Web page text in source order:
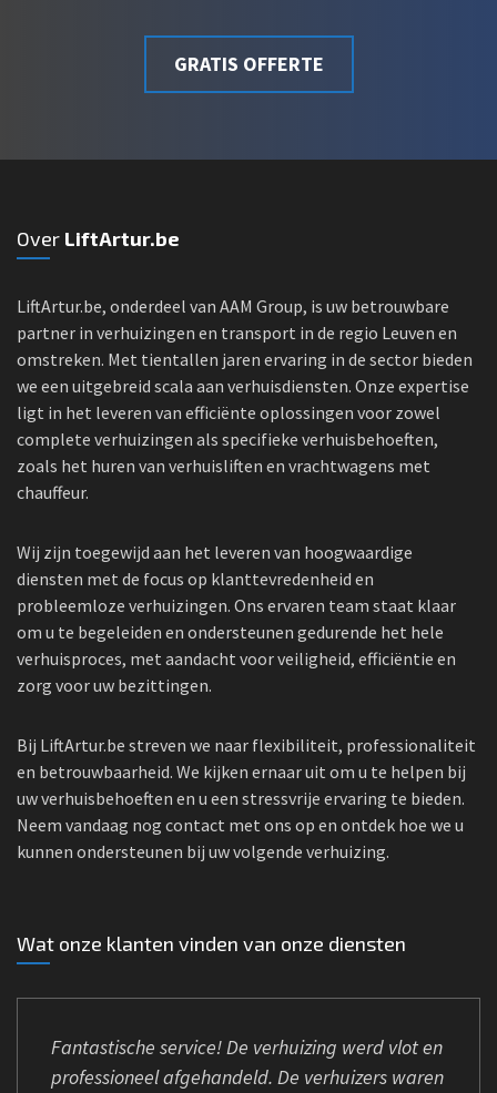
GRATIS OFFERTE
Over LiftArtur.be
LiftArtur.be, onderdeel van AAM Group, is uw betrouwbare
partner in verhuizingen en transport in de regio Leuven en
omstreken. Met tientallen jaren ervaring in de sector bieden
we een uitgebreid scala aan verhuisdiensten. Onze expertise
ligt in het leveren van efficiënte oplossingen voor zowel
complete verhuizingen als specifieke verhuisbehoeften,
zoals het huren van verhuisliften en vrachtwagens met
chauffeur.
Wij zijn toegewijd aan het leveren van hoogwaardige
diensten met de focus op klanttevredenheid en
probleemloze verhuizingen. Ons ervaren team staat klaar
om u te begeleiden en ondersteunen gedurende het hele
verhuisproces, met aandacht voor veiligheid, efficiëntie en
zorg voor uw bezittingen.
Bij LiftArtur.be streven we naar flexibiliteit, professionaliteit
en betrouwbaarheid. We kijken ernaar uit om u te helpen bij
uw verhuisbehoeften en u een stressvrije ervaring te bieden.
Neem vandaag nog contact met ons op en ontdek hoe we u
kunnen ondersteunen bij uw volgende verhuizing.
Wat onze klanten vinden van onze diensten
Fantastische service! De verhuizing werd vlot en
professioneel afgehandeld. De verhuizers waren